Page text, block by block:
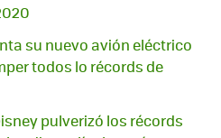
su nuevo avión eléctrico
todos lo récords de
pulverizó los récords